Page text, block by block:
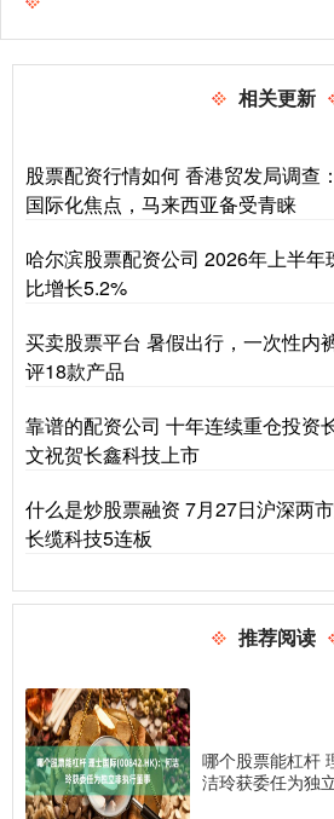
相关更新
股票配资行情如何 香港贸发局调查
国际化焦点，马来西亚备受青睐
哈尔滨股票配资公司 2026年上半
比增长5.2%
买卖股票平台 暑假出行，一次性内
评18款产品
靠谱的配资公司 十年连续重仓投资
文祝贺长鑫科技上市
什么是炒股票融资 7月27日沪深两
长缆科技5连板
推荐阅读
哪个股票能杠杆
洁玲获委任为独